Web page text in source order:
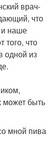
врач-
что
и наше
того, что
одной из
может быть
мной пива